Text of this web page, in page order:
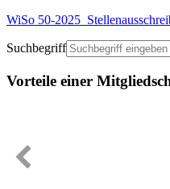
WiSo 50-
Suchbegriff
Vorteile einer